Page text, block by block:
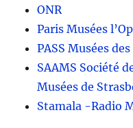
ONR
Paris Musées
PASS Musées
SAAMS Société
Musées de
Stamala -Radio